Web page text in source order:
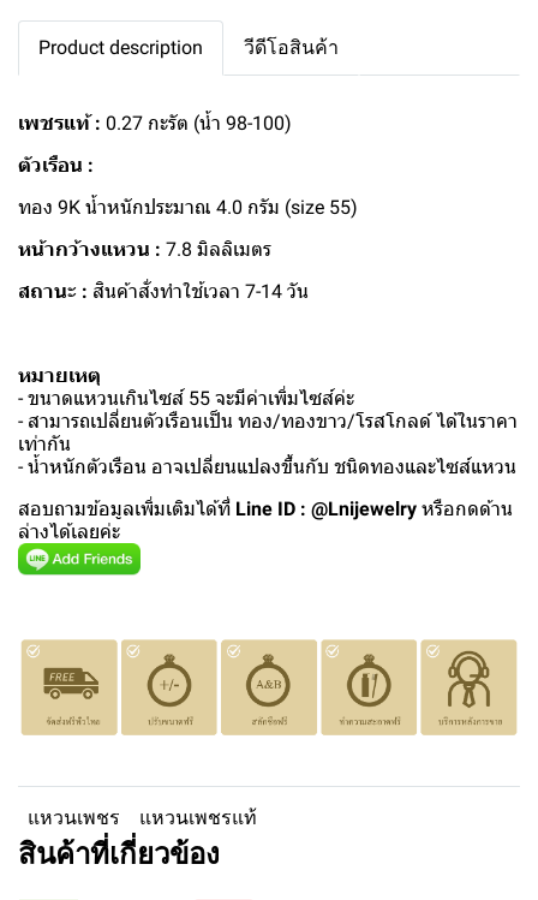
Product description วีดีโอสินค้า
เพชรแท้ : 0.27 กะรัต (น้ำ 98-100)
ตัวเรือน :
ทอง 9K น้ำหนักประมาณ 4.0 กรัม (size 55)
หน้ากว้างแหวน : 7.8 มิลลิเมตร
สถานะ : สินค้าสั่งทำใช้เวลา 7-14 วัน
หมายเหตุ
- ขนาดแหวนเกินไซส์ 55 จะมีค่าเพิ่มไซส์ค่ะ
- สามารถเปลี่ยนตัวเรือนเป็น ทอง/ทองขาว/โรสโกลด์ ได้ในราคา
เท่ากัน
- น้ำหนักตัวเรือน อาจเปลี่ยนแปลงขึ้นกับ ชนิดทองและไซส์แหวน
สอบถามข้อมูลเพิ่มเติมได้ที่ Line ID : @Lnijewelry หรือกดด้าน
ล่างได้เลยค่ะ
แหวนเพชร แหวนเพชรแท้
สินค้าที่เกี่ยวข้อง